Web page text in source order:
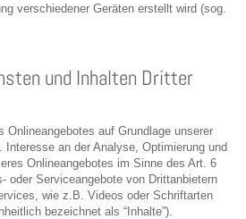
verschiedener Geräten erstellt wird (sog.
und Inhalten Dritter
Onlineangebotes auf Grundlage unserer
Interesse an der Analyse, Optimierung und
Onlineangebotes im Sinne des Art. 6
oder Serviceangebote von Drittanbietern
wie z.B. Videos oder Schriftarten
bezeichnet als “Inhalte”).